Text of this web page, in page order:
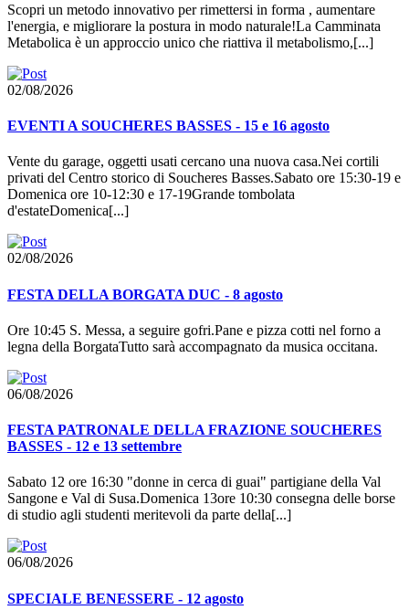
Scopri un metodo innovativo per rimettersi in forma , aumentare
l'energia, e migliorare la postura in modo naturale!La Camminata
Metabolica è un approccio unico che riattiva il metabolismo,[...]
02/08/2026
EVENTI A SOUCHERES BASSES - 15 e 16 agosto
Vente du garage, oggetti usati cercano una nuova casa.Nei cortili
privati del Centro storico di Soucheres Basses.Sabato ore 15:30-19 e
Domenica ore 10-12:30 e 17-19Grande tombolata
d'estateDomenica[...]
02/08/2026
FESTA DELLA BORGATA DUC - 8 agosto
Ore 10:45 S. Messa, a seguire gofri.Pane e pizza cotti nel forno a
legna della BorgataTutto sarà accompagnato da musica occitana.
06/08/2026
FESTA PATRONALE DELLA FRAZIONE SOUCHERES
BASSES - 12 e 13 settembre
Sabato 12 ore 16:30 "donne in cerca di guai" partigiane della Val
Sangone e Val di Susa.Domenica 13ore 10:30 consegna delle borse
di studio agli studenti meritevoli da parte della[...]
06/08/2026
SPECIALE BENESSERE - 12 agosto